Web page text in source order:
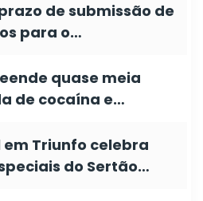
de submissão de
para o…
quase meia
de cocaína e…
em Triunfo celebra
do Sertão…